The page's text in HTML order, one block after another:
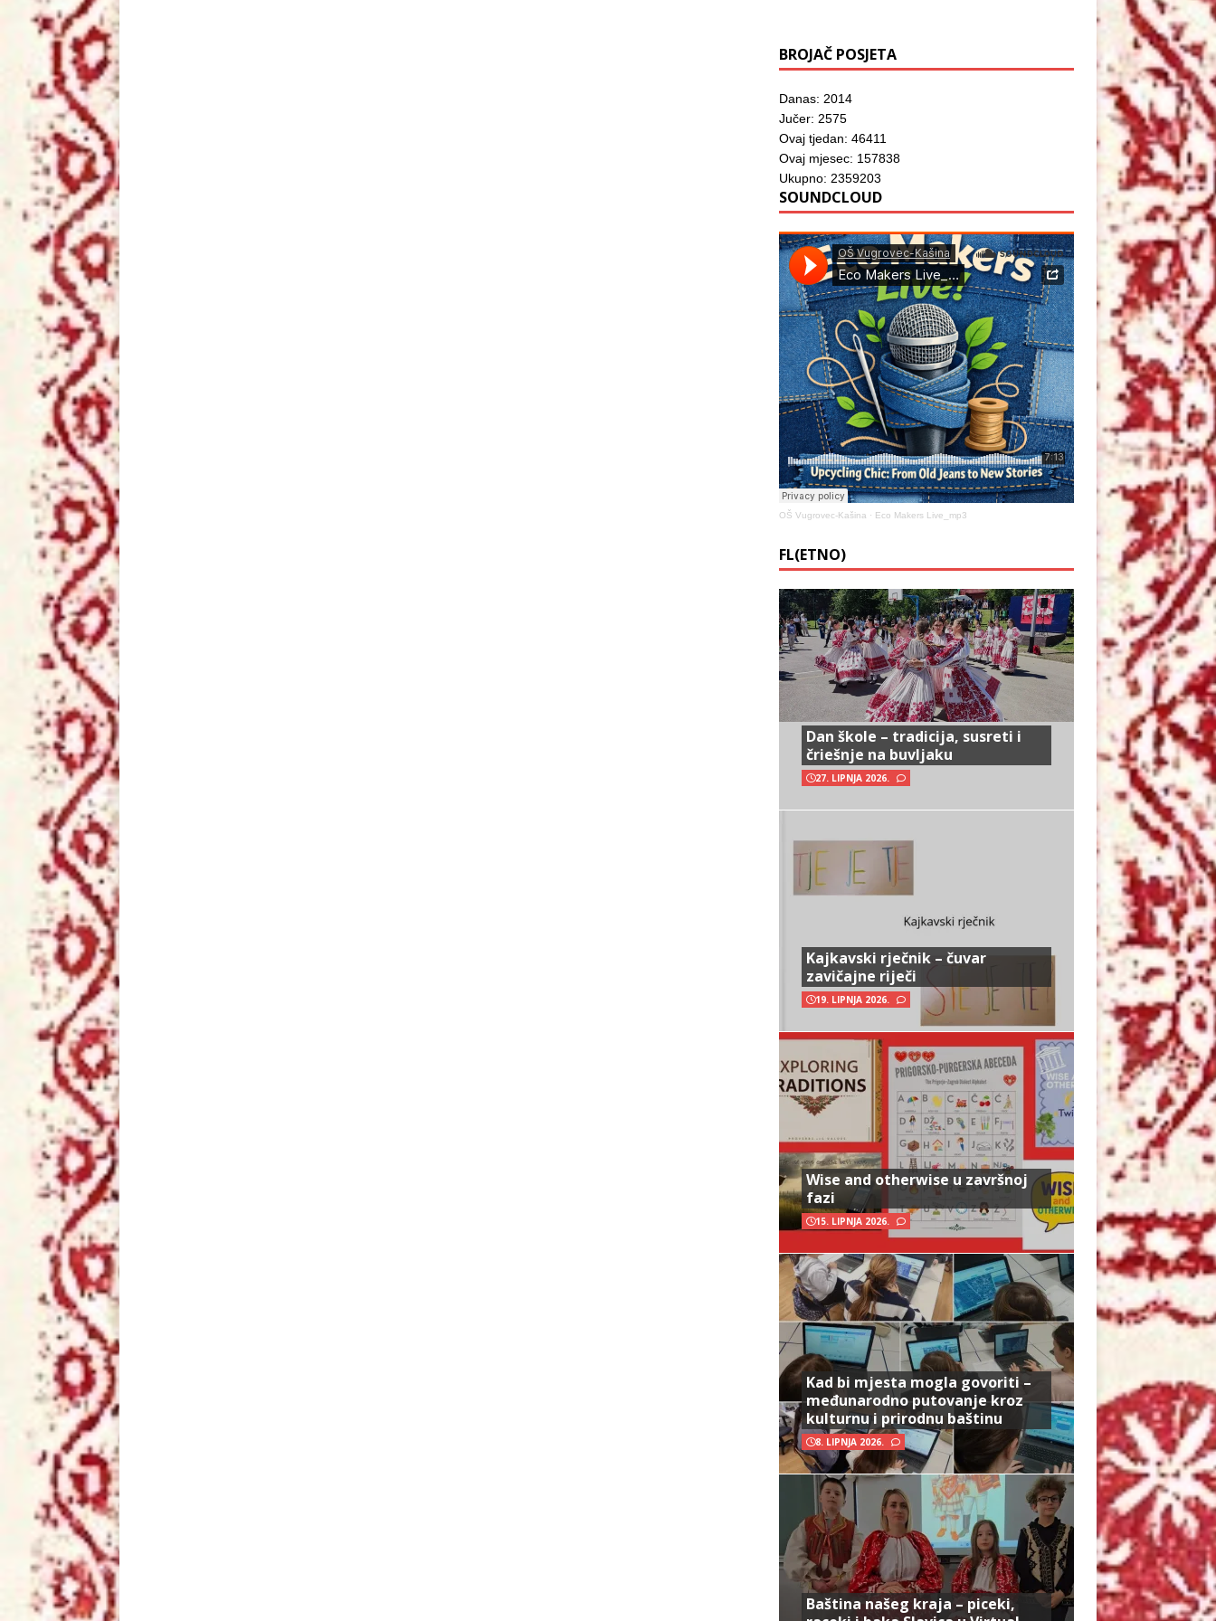
BROJAČ POSJETA
Danas: 2014
Jučer: 2575
Ovaj tjedan: 46411
Ovaj mjesec: 157838
Ukupno: 2359203
SOUNDCLOUD
OŠ Vugrovec-Kašina · Eco Makers Live_mp3
FL(ETNO)
Dan škole – tradicija, susreti i
čriešnje na buvljaku
27. LIPNJA 2026.
Kajkavski rječnik – čuvar
zavičajne riječi
19. LIPNJA 2026.
Wise and otherwise u završnoj
fazi
15. LIPNJA 2026.
Kad bi mjesta mogla govoriti –
međunarodno putovanje kroz
kulturnu i prirodnu baštinu
8. LIPNJA 2026.
Baština našeg kraja – piceki,